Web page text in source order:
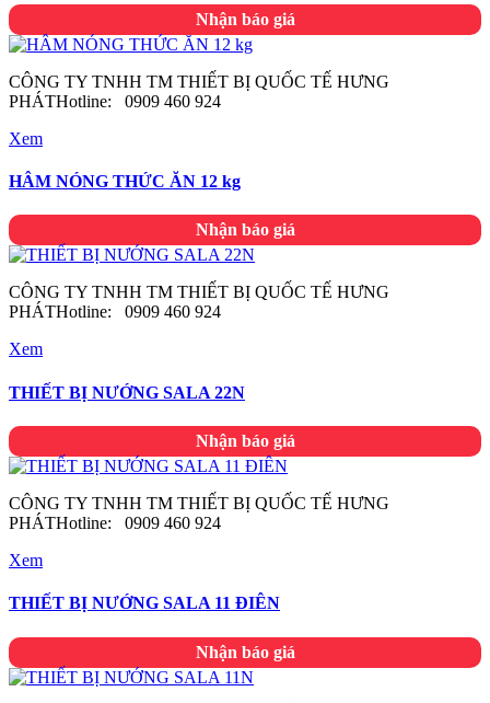
Nhận báo giá
CÔNG TY TNHH TM THIẾT BỊ QUỐC TẾ HƯNG
PHÁTHotline: 0909 460 924
Xem
HÂM NÓNG THỨC ĂN 12 kg
Nhận báo giá
CÔNG TY TNHH TM THIẾT BỊ QUỐC TẾ HƯNG
PHÁTHotline: 0909 460 924
Xem
THIẾT BỊ NƯỚNG SALA 22N
Nhận báo giá
CÔNG TY TNHH TM THIẾT BỊ QUỐC TẾ HƯNG
PHÁTHotline: 0909 460 924
Xem
THIẾT BỊ NƯỚNG SALA 11 ĐIÊN
Nhận báo giá